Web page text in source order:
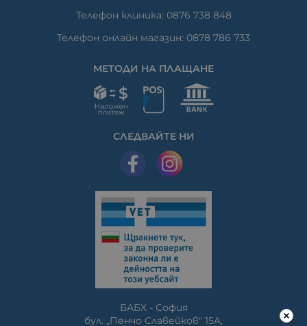
Телефон клиника: 0876 738 848
Телефон онлайн магазин: 0878 786 733
МЕТОДИ НА ПЛАЩАНЕ
СЛЕДВАЙТЕ НИ
БАБХ - София
бул. „Пенчо Славейков" 15A,